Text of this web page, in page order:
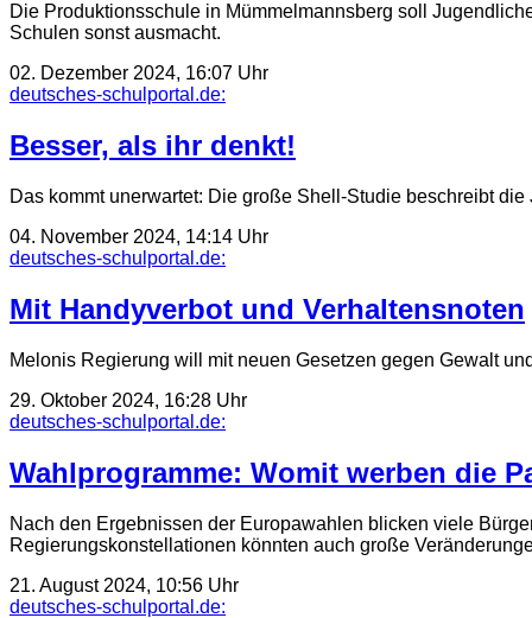
Die Produktionsschule in Mümmelmannsberg soll
Schulen sonst ausmacht.
02. Dezember 2024, 16:07 Uhr
deutsches-schulportal.de:
Besser, als ihr denkt!
Das kommt unerwartet: Die große Shell-Studie beschreibt
04. November 2024, 14:14 Uhr
deutsches-schulportal.de:
Mit Handyverbot und Verhaltensnoten
Melonis Regierung will mit neuen Gesetzen gegen Gewalt
29. Oktober 2024, 16:28 Uhr
deutsches-schulportal.de:
Wahlprogramme: Womit werben die
Nach den Ergebnissen der Europawahlen blicken viele
Regierungskonstellationen könnten auch große
21. August 2024, 10:56 Uhr
deutsches-schulportal.de: